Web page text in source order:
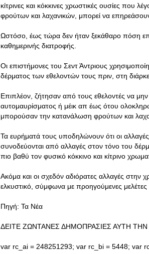
κίτρινες και κόκκινες χρωστικές ουσίες που
φρούτων και λαχανικών, μπορεί να
Ωστόσο, έως τώρα δεν ήταν ξεκάθαρο πόση
καθημερινής διατροφής.
Οι επιστήμονες του Σεντ Άντριους
δέρματος των εθελοντών τους πριν, στη
Επιπλέον, ζήτησαν από τους εθελοντές να
αυτομαυρίσματος ή μέικ απ έως ότου
μπορούσαν την κατανάλωση φρούτων και
Τα ευρήματά τους υποδηλώνουν ότι οι
συνοδεύονται από αλλαγές στον τόνο του
πιο βαθύ τον φυσικό κόκκινο και κίτρινο
Ακόμα και οι σχεδόν αδιόρατες αλλαγές
ελκυστικό, σύμφωνα με προηγούμενες μελέτες
Πηγή: Τα Νέα
ΔΕΙΤΕ ΖΩΝΤΑΝΕΣ ΔΗΜΟΠΡΑΣΙΕΣ ΑΥΤΗ ΤΗΝ
var rc_ai = 248251293; var rc_bi = 5448; var